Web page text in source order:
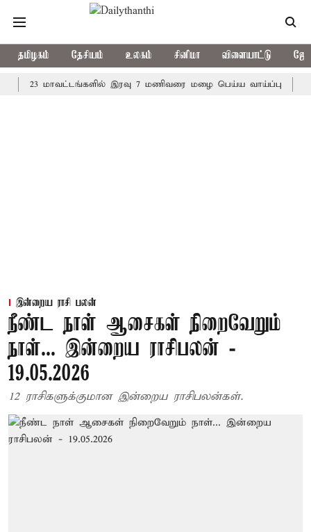
தமிழகம் தேசியம் உலகம் சினிமா விளையாட்டு
மாவட்டங்களில் இரவு 7 மணிவரை மழை பெய்ய வாய்ப்பு கொரிய
இன்றைய ராசி பலன்
நீண்ட நாள் ஆசைகள் நிறைவேறும்
நாள்... இன்றைய ராசிபலன் -
19.05.2026
12 ராசிகளுக்குமான இன்றைய ராசிபலன்கள்.